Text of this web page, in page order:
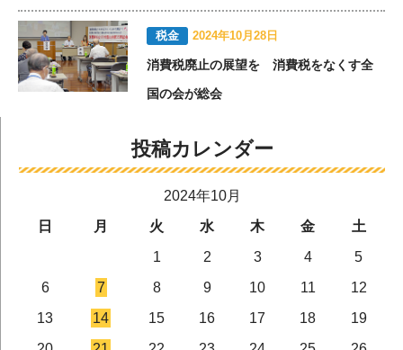
税金 2024年10月28日
消費税廃止の展望を 消費税をなくす全
国の会が総会
投稿カレンダー
2024年10月
日
月 火 水 木 金
土
1
2 3 4
5
6
7 8 9 10 11
12
13
14 15 16 17 18
19